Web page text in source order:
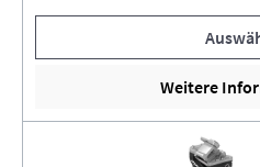
Weitere